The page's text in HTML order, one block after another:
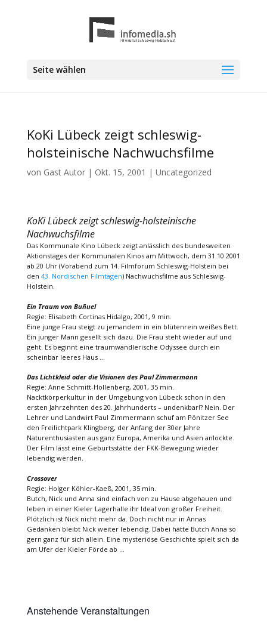
Seite wählen
KoKi Lübeck zeigt schleswig-
holsteinische Nachwuchsfilme
von Gast Autor| Okt. 15, 2001 | Uncategorized
KoKi Lübeck zeigt schleswig-holsteinische
Nachwuchsfilme
Das Kommunale Kino Lübeck zeigt anlässlich des bundesweiten
Aktionstages der Kommunalen Kinos am Mittwoch, dem 31.10.2001
ab 20 Uhr (Vorabend zum 14. Filmforum Schleswig-Holstein bei
den 43. Nordischen Filmtagen) Nachwuchsfilme aus Schleswig-
Holstein.
Ein Traum von Buñuel
Regie: Elisabeth Cortinas Hidalgo, 2001, 9 min.
Eine junge Frau steigt zu jemandem in ein blütenrein weißes Bett.
Ein junger Mann gesellt sich dazu. Die Frau steht wieder auf und
geht. Es beginnt eine traumwandlerische Odyssee durch ein
scheinbar leeres Haus …
Das Lichtkleid oder die Visionen des Paul Zimmermann
Regie: Anne Schmitt-Hollenberg, 2001, 35 min.
Nacktkörperkultur in der Umgebung von Lübeck schon in den
ersten Jahrzehnten des 20. Jahrhunderts – undenkbar!? Nein. Der
Lehrer und Landwirt Paul Zimmermann schuf am Pönitzer See
den Freilichtpark Klingberg, der Anfang der 30er Jahre
Naturenthusiasten aus ganz Europa, Amerika und Asien anlockte.
Der Film lässt eine Geburtsstätte der FKK-Bewegung wieder
lebendig werden.
Crossover
Regie: Holger Köhler-Kaeß, 2001, 35 min.
Butch, Nick und Anna sind einfach von zu Hause abgehauen und
leben in einer Kieler Lagerhalle ihr Ideal von großer Freiheit.
Plötzlich ist Nick nicht mehr da. Doch nicht nur in Annas
Gedanken bleibt Nick weiter lebendig. Dabei hätte Butch Anna so
gern ganz für sich allein. Eine mysteriöse Geschichte spielt sich da
am Ufer der Kieler Förde ab …
Anstehende Veranstaltungen